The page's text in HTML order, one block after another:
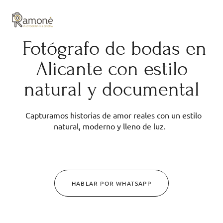
Fotógrafo de bodas en
Alicante con estilo
natural y documental
Capturamos historias de amor reales con un estilo
natural, moderno y lleno de luz.
HABLAR POR WHATSAPP